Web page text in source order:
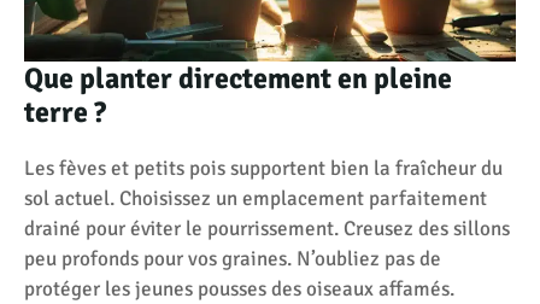
Que planter directement en pleine
terre ?
Les fèves et petits pois supportent bien la fraîcheur du
sol actuel. Choisissez un emplacement parfaitement
drainé pour éviter le pourrissement. Creusez des sillons
peu profonds pour vos graines. N’oubliez pas de
protéger les jeunes pousses des oiseaux affamés.